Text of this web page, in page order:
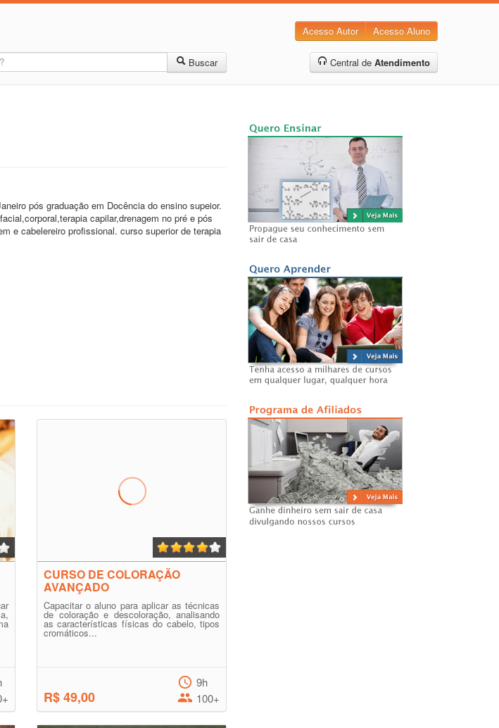
Acesso Autor Acesso Aluno
Buscar Central de Atendimento
pós graduação em Docência do ensino supeior.
capilar,drenagem no pré e pós
e cabelereiro profissional. curso superior de terapia
CURSO DE COLORAÇÃO
AVANÇADO
Capacitar o aluno para aplicar as técnicas
de coloração e descoloração, analisando
as características físicas do cabelo, tipos
cromáticos...
R$ 49,00
9h
100+